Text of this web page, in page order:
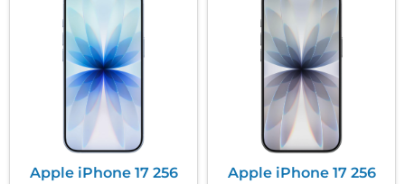
Apple iPhone 17 256
Apple iPhone 17 256